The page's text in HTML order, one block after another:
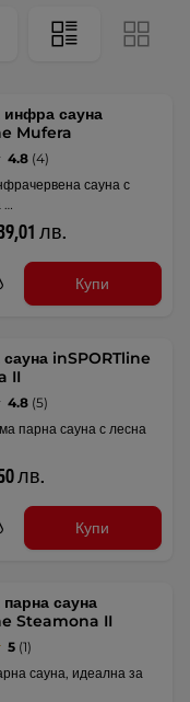
сауна
Mufera
4.8 (4)
сауна с
…
лв.
Купи
inSPORTline
II
4.8 (5)
парна сауна с лесна
лв.
Купи
сауна
Steamona II
5 (1)
сауна, идеална за